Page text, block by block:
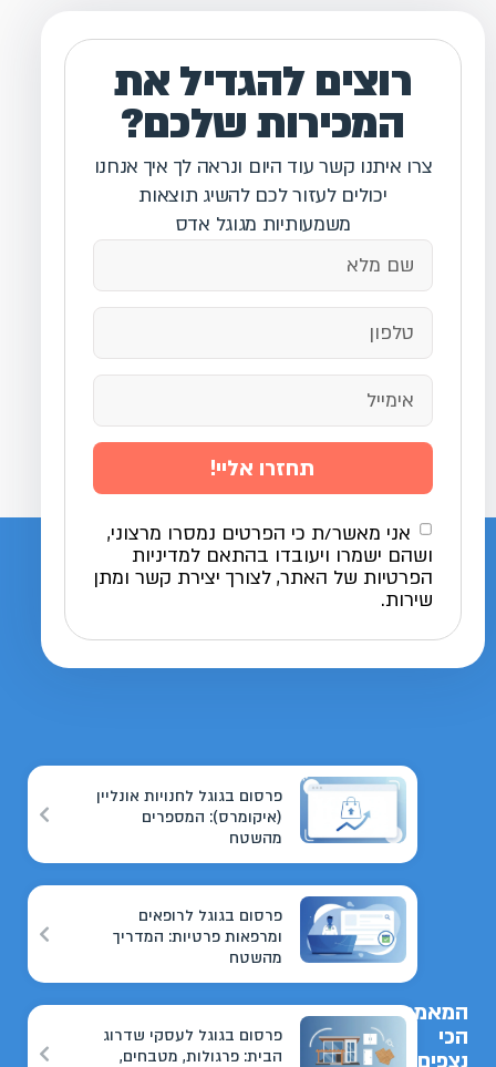
רוצים להגדיל את
המכירות שלכם?
צרו איתנו קשר עוד היום ונראה לך איך אנחנו
יכולים לעזור לכם להשיג תוצאות
משמעותיות מגוגל אדס
אני מאשר/ת כי הפרטים נמסרו מרצוני,
ושהם ישמרו ויעובדו בהתאם למדיניות
הפרטיות של האתר, לצורך יצירת קשר ומתן
שירות.
תחזרו אליי!
המאמרים
הכי
פרסום בגוגל לחנויות אונליין
(איקומרס): המספרים
מהשטח
פרסום בגוגל לרופאים
ומרפאות פרטיות: המדריך
מהשטח
פרסום בגוגל לעסקי שדרוג
הבית: פרגולות, מטבחים,